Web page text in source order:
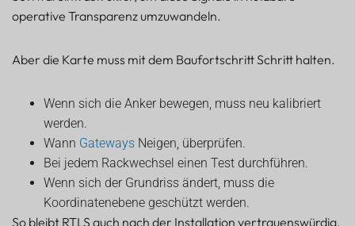
operative Transparenz umzuwandeln.
Aber die Karte muss mit dem Baufortschritt Schritt halten.
Wenn sich die Anker bewegen, muss neu kalibriert
werden.
Wann Gateways Neigen, überprüfen.
Bei jedem Rackwechsel einen Test durchführen.
Wenn sich der Grundriss ändert, muss die
Koordinatenebene geschützt werden.
So bleibt RTLS auch nach der Installation vertrauenswürdig.